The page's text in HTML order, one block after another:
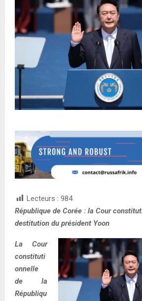
Lecteurs : 984
République de Corée : la Cour
destitution du président Yoon
La Cour
constituti
onnelle
de la
Républiqu